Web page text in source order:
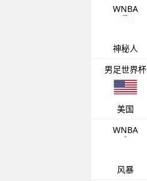
WNBA
神秘人
男足世界杯
美国
WNBA
风暴